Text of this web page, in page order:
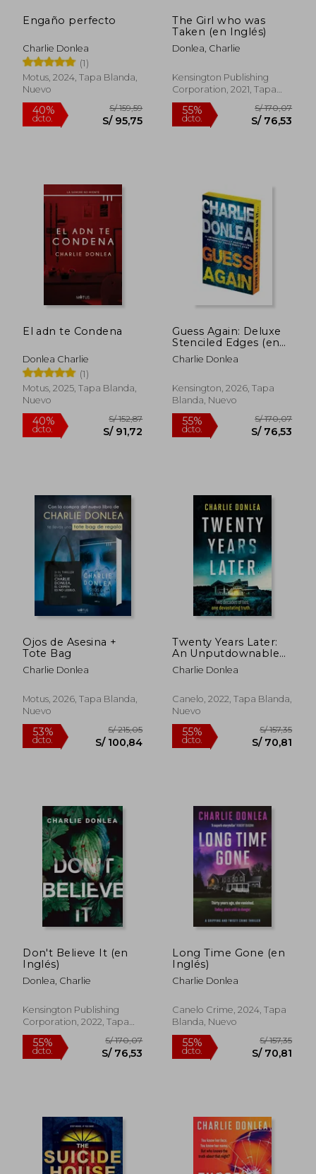
55% 40%
dcto.
Engaño perfecto
Charlie Donlea
(1)
Motus, 2024, Tapa Blanda,
Nuevo
40%
dcto.
The Girl who was
Taken (en Inglés)
Donlea, Charlie
Kensington Publishing
Corporation, 2021, Tapa
Blanda, Nuevo
El adn te Condena
Donlea Charlie
(1)
Motus, 2025, Tapa Blanda,
Nuevo
40%
dcto. S/ 91,72
Guess Again: Deluxe
Stenciled Edges (en
Inglés)
Charlie Donlea
Kensington, 2026, Tapa
Blanda, Nuevo
dcto. S/
Ojos de Asesina +
Tote Bag
Charlie Donlea
Motus, 2026, Tapa Blanda,
Nuevo
53% S/ 215,05
Twenty Years Later:
An Unputdownable
Cold Case Murder
Mystery With a jaw
Inglés)
Charlie Donlea
Canelo, 2022, Tapa Blanda,
Nuevo
55% S/
Don't Believe It (en
Inglés)
Donlea, Charlie
Kensington Publishing
Corporation, 2022, Tapa
Blanda, Nuevo
Long Time Gone (en
Inglés)
Charlie Donlea
Canelo Crime, 2024, Tapa
Blanda, Nuevo